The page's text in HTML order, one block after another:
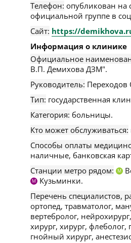
Телефон: опубликован на
официальной группе в
Сайт: https://
Информация о клинике
Официальное
В.П. Демихова ДЗМ".
Руководитель: Переходов
Тип: государственная
Категория: больницы.
Кто может обслуживаться:
Способы оплаты
наличные, банковская
Станции метро рядом:
М
М
Кузьминки.
Перечень специалистов,
ортопед, травматолог,
вертебролог,
хирург, хирург, флеболог,
гнойный хирург,